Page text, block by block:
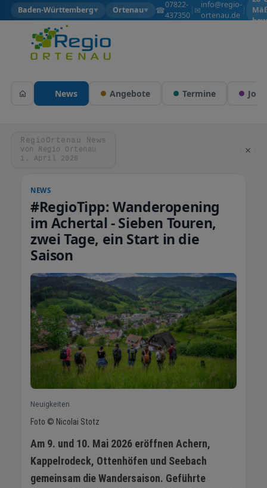
Baden-Württemberg▼ Ortenau▼ ☎07822-
437350
| ✉info@regio-
ortenau.de
|
News Angebote Termine Jobs
RegioOrtenau News
von Regio Ortenau
1. April 2026
×
NEWS
#RegioTipp: Wanderopening
im Achertal - Sieben Touren,
zwei Tage, ein Start in die
Saison
Neuigkeiten
Foto © Nicolai Stotz
Am 9. und 10. Mai 2026 eröffnen Achern,
Kappelrodeck, Ottenhöfen und Seebach
gemeinsam die Wandersaison. Geführte